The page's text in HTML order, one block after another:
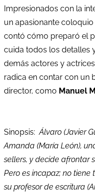
Impresionados con la
un apasionante
contó cómo preparó el
cuida todos los detalles
demás actores y
radica en contar con un
director, como Manuel
Sinopsis:Álvaro (Javier
Amanda (María León),
sellers, y decide afrontar
Pero es incapaz; no
su profesor de escritura